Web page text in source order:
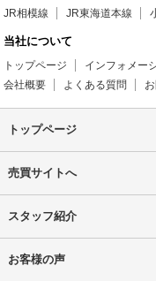
JR相模線 JR東海道本線
当社について
トップページ インフォメー
会社概要
よくある質問
トップページ
売買サイトへ
スタッフ紹介
お客様の声